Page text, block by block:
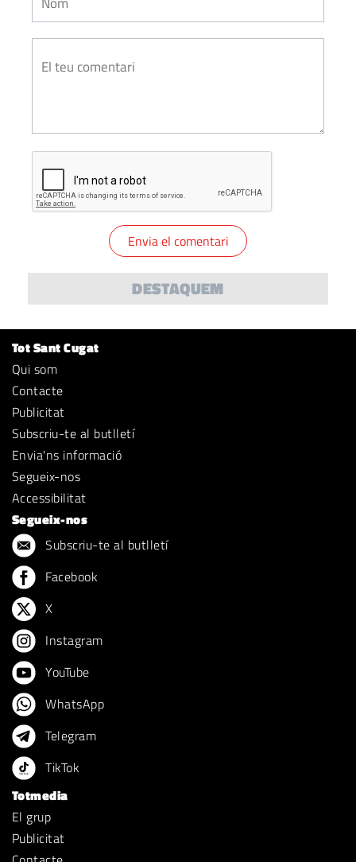
DESTAQUEM
Tot Sant Cugat
Qui som
Contacte
Publicitat
Subscriu-te al butlletí
Envia'ns informació
Segueix-nos
Accessibilitat
Segueix-nos
Subscriu-te al butlletí
Facebook
X
Instagram
YouTube
WhatsApp
Telegram
TikTok
Totmedia
El grup
Publicitat